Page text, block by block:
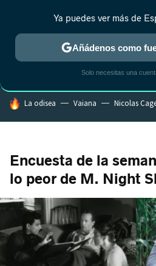
MENÚ
ESTRENOS REALITY
HOY SE HABLA DE
La odisea Vaiana Nicolas
Encuesta de la
lo peor de M. Night
Ya puedes ver más de
Añádenos como
Solo necesitas una